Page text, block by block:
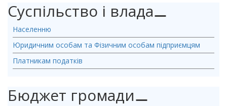
Суспільство і влада⚊
Населенню
Юридичним особам та Фізичним особам підприємцям
Платникам податків
Бюджет громади⚊